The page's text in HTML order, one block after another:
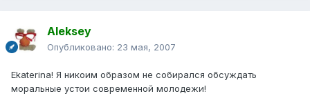
Aleksey
Опубликовано: 23 мая, 2007
Ekaterina! Я никоим образом не собирался обсуждать
моральные устои современной молодежи!